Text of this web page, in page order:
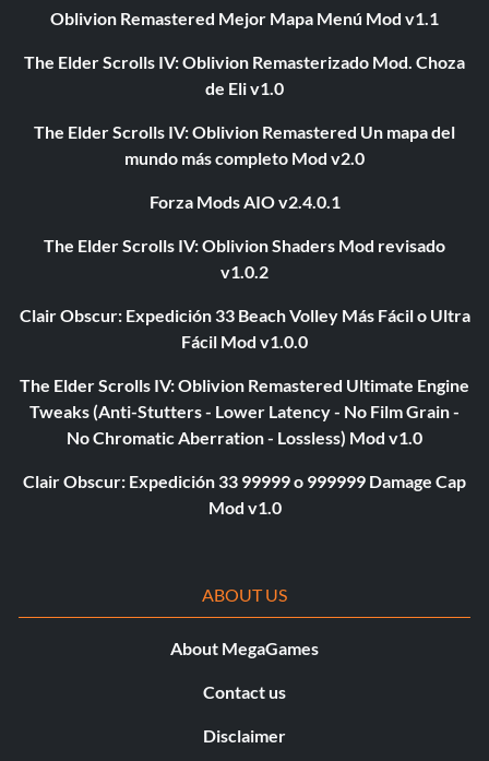
Oblivion Remastered Mejor Mapa Menú Mod v1.1
The Elder Scrolls IV: Oblivion Remasterizado Mod. Choza
de Eli v1.0
The Elder Scrolls IV: Oblivion Remastered Un mapa del
mundo más completo Mod v2.0
Forza Mods AIO v2.4.0.1
The Elder Scrolls IV: Oblivion Shaders Mod revisado
v1.0.2
Clair Obscur: Expedición 33 Beach Volley Más Fácil o Ultra
Fácil Mod v1.0.0
The Elder Scrolls IV: Oblivion Remastered Ultimate Engine
Tweaks (Anti-Stutters - Lower Latency - No Film Grain -
No Chromatic Aberration - Lossless) Mod v1.0
Clair Obscur: Expedición 33 99999 o 999999 Damage Cap
Mod v1.0
ABOUT US
About MegaGames
Contact us
Disclaimer